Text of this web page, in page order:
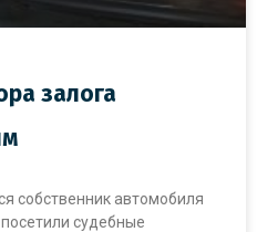
залога
собственник автомобиля
судебные